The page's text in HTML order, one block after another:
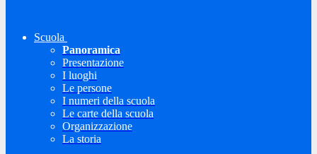
Scuola
Panoramica
Presentazione
I luoghi
Le persone
I numeri della scuola
Le carte della scuola
Organizzazione
La storia